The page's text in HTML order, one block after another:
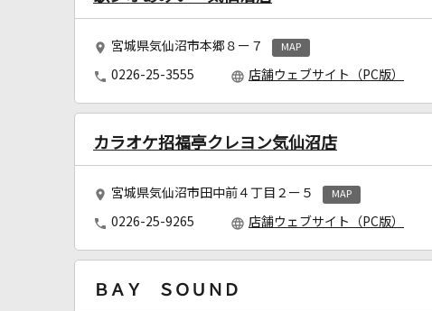
宮城県気仙沼市本郷８ー７ MAP
0226-25-3555 店舗ウェブサイト（PC版）
カラオケ招福亭クレヨン気仙沼店
宮城県気仙沼市田中前４丁目２ー５ MAP
0226-25-9265 店舗ウェブサイト（PC版）
ＢＡＹ ＳＯＵＮＤ